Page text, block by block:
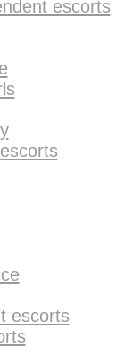
escorts
escorts